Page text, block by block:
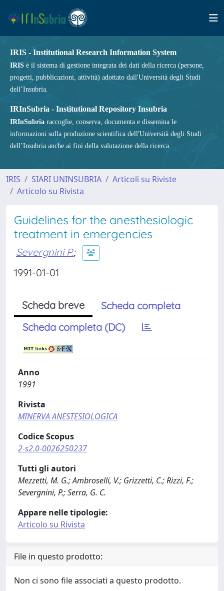
IRIS - Institutional Research Information System
IRIS è il sistema di gestione integrata dei dati della ricerca (persone,
progetti, pubblicazioni, attività) adottato dall'Università degli Studi
dell’Insubria.
IRInSubria - Institutional Repository Insubria
IRInSubria raccoglie, conserva, documenta e dissemina le
informazioni sulla produzione scientifica dell'Università degli Studi
dell’Insubria anche ai fini della valutazione della ricerca.
IRIS SIARI UNINSUBRIA
Articoli su Riviste
Articolo su Rivista
Guidelines for the anesthesiologic
treatment in emergencies
Severgnini P.;
1991-01-01
Scheda breve
Scheda completa
Scheda completa (DC)
Anno
1991
Rivista
MINERVA ANESTESIOLOGICA
Codice Scopus
2-s2.0-0026250237
Tutti gli autori
Mezzetti, M. G.; Ambroselli, V.; Grizzetti, C.; Rizzi, F.;
Severgnini, P.; Serra, G. C.
Appare nelle tipologie:
Articolo su Rivista
File in questo prodotto:
Non ci sono file associati a questo prodotto.